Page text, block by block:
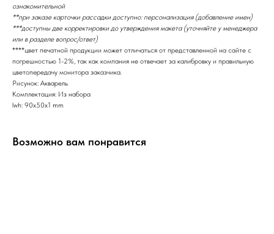
ознакомительной
**при заказе карточки рассадки доступно: персонализация (добавление имен)
***доступны две корректировки до утверждения макета (уточняйте у менеджера
или в разделе вопрос/ответ)
****цвет печатной продукции может отличаться от представленной на сайте с
погрешностью 1-2%, так как компания не отвечает за калибровку и правильную
цветопередачу монитора заказчика.
Рисунок: Акварель
Комплектация: Из набора
lwh: 90x50x1 mm
Возможно вам понравится